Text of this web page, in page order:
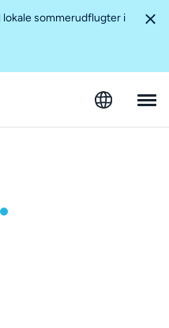
lokale sommerudflugter i